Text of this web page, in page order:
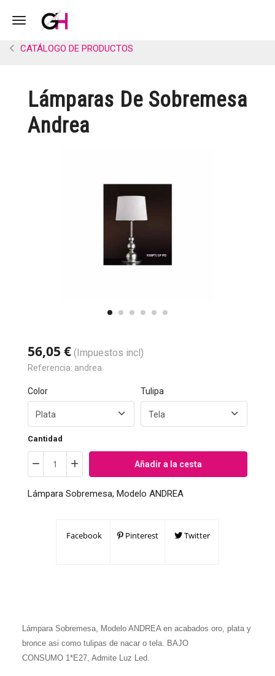
Toggle navigation
CATÁLOGO DE PRODUCTOS
Lámparas De Sobremesa
Andrea
56,05 € (Impuestos incl)
Referencia: andrea
Color Tulipa
Cantidad
Añadir a la cesta
Lámpara Sobremesa, Modelo ANDREA
Facebook Pinterest Twitter
Lámpara Sobremesa, Modelo ANDREA en acabados oro, plata y
bronce asi como tulipas de nacar o tela. BAJO
CONSUMO 1*E27, Admite Luz Led.